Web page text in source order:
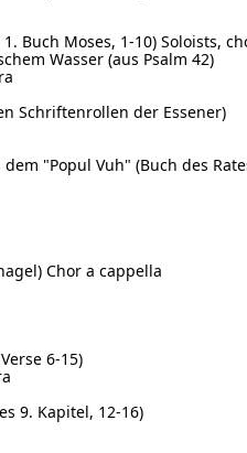
Buch Moses, 1-10) Soloists,
Wasser (aus Psalm 42)
Schriftenrollen der Essener)
"Popul Vuh" (Buch des
Chor a cappella
6-15)
9. Kapitel, 12-16)